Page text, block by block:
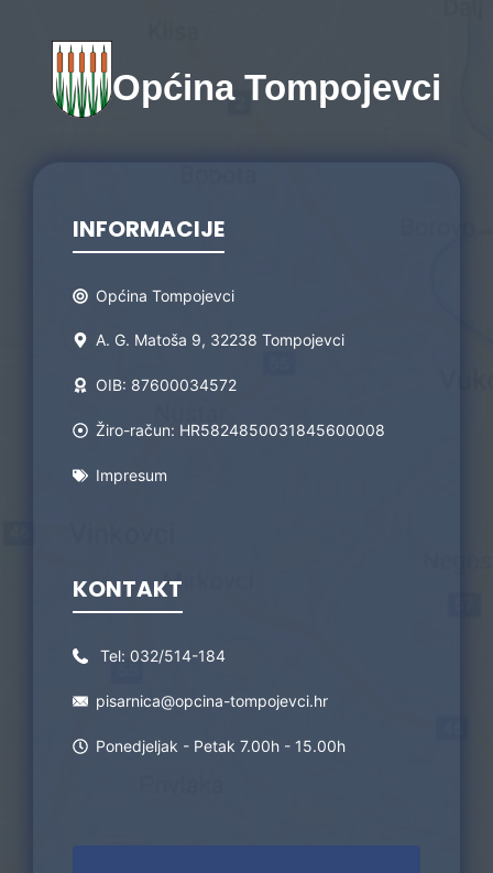
Općina Tompojevci
INFORMACIJE
Općina Tompojevci
A. G. Matoša 9, 32238 Tompojevci
OIB: 87600034572
Žiro-račun: HR5824850031845600008
Impresum
KONTAKT
Tel: 032/514-184
pisarnica@opcina-tompojevci.hr
Ponedjeljak - Petak 7.00h - 15.00h